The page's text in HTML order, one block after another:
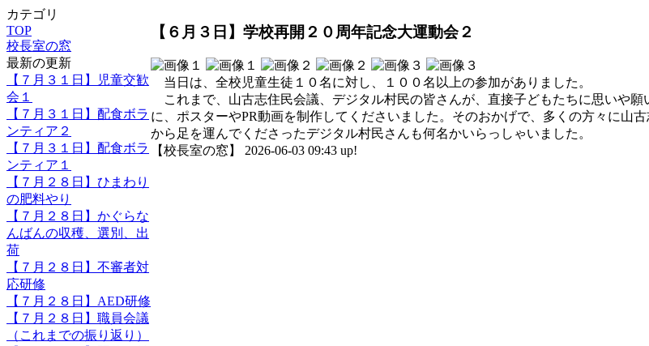
カテゴリ
TOP
校長室の窓
最新の更新
【７月３１日】児童交歓
会１
【７月３１日】配食ボラ
ンティア２
【７月３１日】配食ボラ
ンティア１
【７月２８日】ひまわり
の肥料やり
【７月２８日】かぐらな
んばんの収穫、選別、出
荷
【７月２８日】不審者対
応研修
【７月２８日】AED研修
【７月２８日】職員会議
（これまでの振り返り）
【６月３日】学校再開２０周年記念大運動会２
当日は、全校児童生徒１０名に対し、１００名以上の参加がありました。
これまで、山古志住民会議、デジタル村民の皆さんが、直接子どもたちに思いや
に、ポスターやPR動画を制作してくださいました。そのおかげで、多くの方々に山
から足を運んでくださったデジタル村民さんも何名かいらっしゃいました。
【校長室の窓】 2026-06-03 09:43 up!